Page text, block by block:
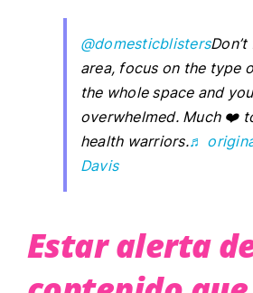
@domesticblisters
area, focus on the type
the whole space and
overwhelmed. Much ❤️
health warriors.♬
Davis
Estar alerta